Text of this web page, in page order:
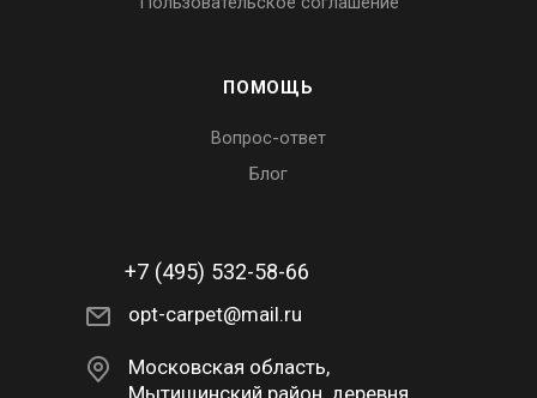
ПОМОЩЬ
Вопрос-ответ
Блог
+7 (495) 532-58-66
opt-carpet@mail.ru
Московская область,
Мытищинский район, деревня